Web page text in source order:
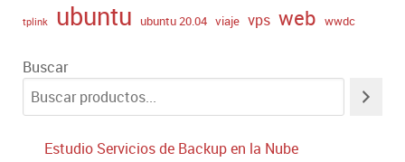
tplink ubuntu ubuntu 20.04 viaje vps web wwdc
Buscar
Estudio Servicios de Backup en la Nube